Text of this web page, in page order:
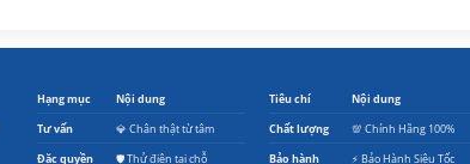
Hạng mục Nội dung
Tư vấn 💎 Chân thật từ tâm
Đặc quyền 🛡️ Thử điện tại chỗ
Tiêu chí Nội dung
Chất lượng 💯 Chính Hãng 100%
Bảo hành ⚡ Bảo Hành Siêu Tốc